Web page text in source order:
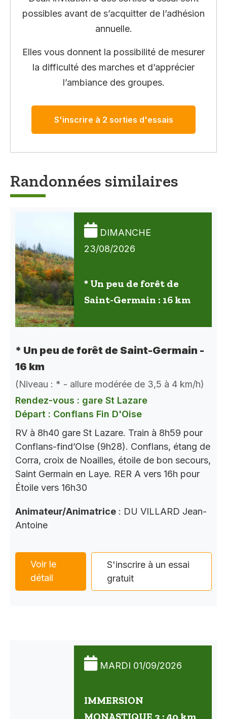
possibles avant de s’acquitter de l’adhésion
annuelle.
Elles vous donnent la possibilité de mesurer
la difficulté des marches et d’apprécier
l’ambiance des groupes.
S'inscrire à 2 sorties d'essais
Randonnées similaires
DIMANCHE
23/08/2026
* Un peu de forêt de
Saint-Germain : 16 km
* Un peu de forêt de Saint-Germain -
16 km
(Niveau : * - allure modérée de 3,5 à 4 km/h)
Rendez-vous : gare St Lazare
Départ : Conflans Fin D'Oise
RV à 8h40 gare St Lazare. Train à 8h59 pour
Conflans-find’OIse (9h28). Conflans, étang de
Corra, croix de Noailles, étoile de bon secours,
Saint Germain en Laye. RER A vers 16h pour
Étoile vers 16h30
Animateur/Animatrice : DU VILLARD Jean-
Antoine
Voir le
détail
S'inscrire à un essai
gratuit
MARDI 01/09/2026
IMMERSION